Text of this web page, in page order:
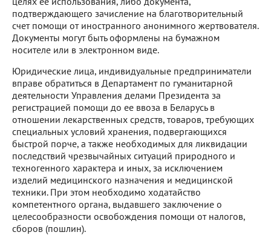
подтверждающего зачисление на благотворительный
счет помощи от иностранного анонимного жертвователя.
Документы могут быть оформлены на бумажном
носителе или в электронном виде.
Юридические лица, индивидуальные предприниматели
вправе обратиться в Департамент по гуманитарной
деятельности Управления делами Президента за
регистрацией помощи до ее ввоза в Беларусь в
отношении лекарственных средств, товаров, требующих
специальных условий хранения, подвергающихся
быстрой порче, а также необходимых для ликвидации
последствий чрезвычайных ситуаций природного и
техногенного характера и иных, за исключением
изделий медицинского назначения и медицинской
техники. При этом необходимо ходатайство
компетентного органа, выдавшего заключение о
целесообразности освобождения помощи от налогов,
сборов (пошлин).